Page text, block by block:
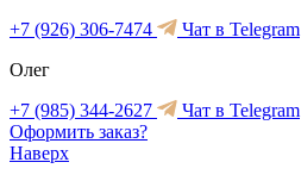
+7 (926) 306-7474
Чат в Telegram
Олег
+7 (985) 344-2627
Чат в Telegram
Оформить заказ?
Наверх